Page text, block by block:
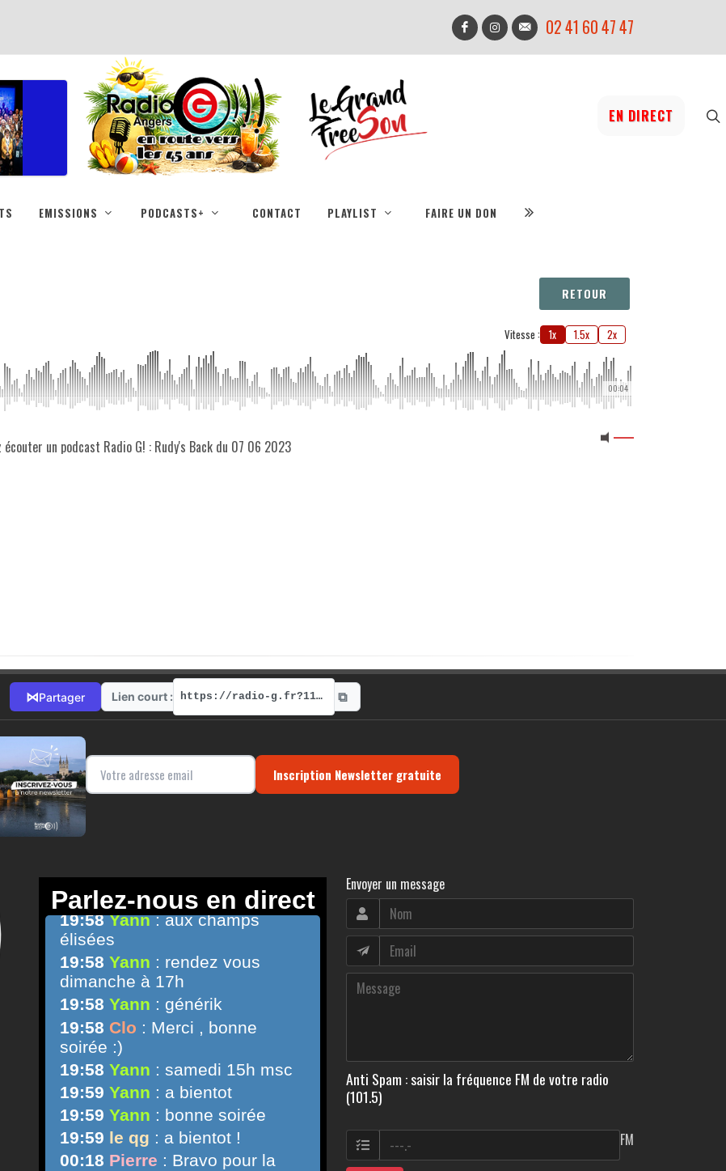
02 41 60 47 47
EN DIRECT
EMISSIONS PODCASTS+ CONTACT PLAYLIST FAIRE UN DON
RETOUR
Vitesse : 1x 1.5x 2x
00:04
écouter un podcast Radio G! : Rudy's Back du 07 06 2023
⋈Partager Lien court : https://radio-g.fr?11751 ⧉
Inscription Newsletter gratuite
Envoyer un message
Anti Spam : saisir la fréquence FM de votre radio
(101.5)
FM